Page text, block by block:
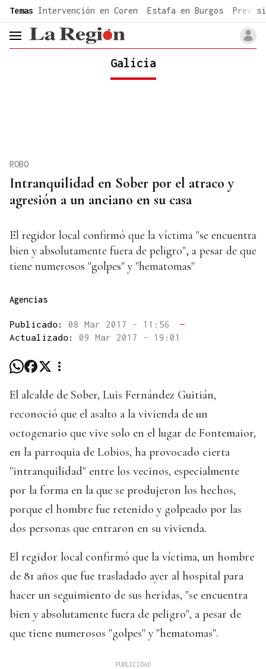
common.go-to-content
Temas Intervención en Coren Estafa en Burgos
header.menu.open
Galicia
Intranquilidad en Sober por el atraco y
agresión a un anciano en su casa
ROBO
El regidor local confirmó que la víctima "se encuentra
bien y absolutamente fuera de peligro", a pesar de que
tiene numerosos "golpes" y "hematomas"
Agencias
Publicado: 08 Mar 2017 - 11:56
—
Actualizado: 09 Mar 2017 - 19:01
El alcalde de Sober, Luis Fernández Guitián,
reconoció que el asalto a la vivienda de un
octogenario que vive solo en el lugar de Fontemaior,
en la parroquia de Lobios, ha provocado cierta
"intranquilidad" entre los vecinos, especialmente
por la forma en la que se produjeron los hechos,
porque el hombre fue retenido y golpeado por las
dos personas que entraron en su vivienda.
El regidor local confirmó que la víctima, un hombre
de 81 años que fue trasladado ayer al hospital para
hacer un seguimiento de sus heridas, "se encuentra
bien y absolutamente fuera de peligro", a pesar de
que tiene numerosos "golpes" y "hematomas".